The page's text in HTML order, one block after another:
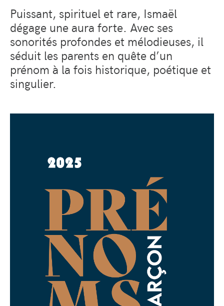
Puissant, spirituel et rare, Ismaël
dégage une aura forte. Avec ses
sonorités profondes et mélodieuses, il
séduit les parents en quête d’un
prénom à la fois historique, poétique et
singulier.